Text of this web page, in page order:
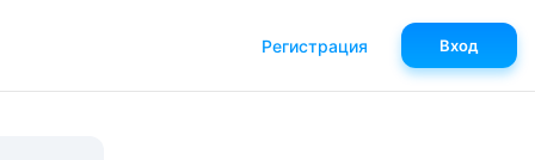
Регистрация Вход